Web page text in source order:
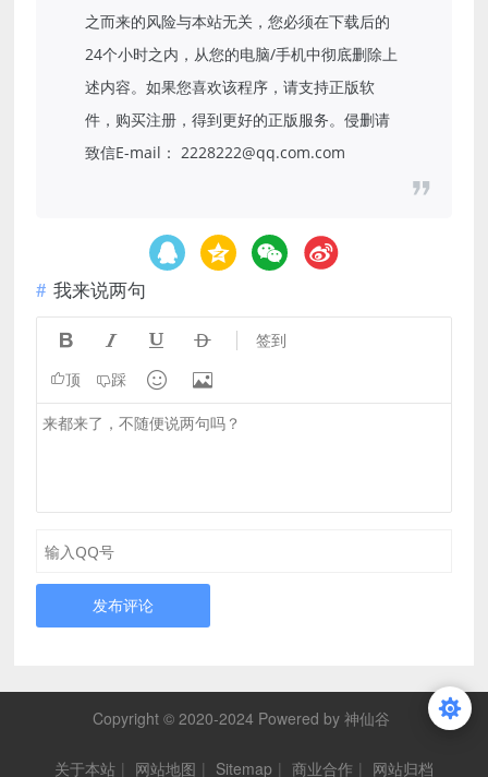
之而来的风险与本站无关，您必须在下载后的
24个小时之内，从您的电脑/手机中彻底删除上
述内容。如果您喜欢该程序，请支持正版软
件，购买注册，得到更好的正版服务。侵删请
致信E-mail： 2228222@qq.com.com
我来说两句
    签到
顶 踩  
发布评论
Copyright © 2020-2024 Powered by 神仙谷
关于本站 | 网站地图 | Sitemap | 商业合作 | 网站归档